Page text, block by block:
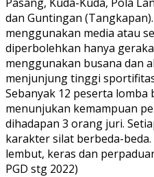
dan Guntingan
menggunakan media atau
diperbolehkan hanya
menggunakan busana dan
menjunjung tinggi
Sebanyak 12 peserta
menunjukan kemampuan
dihadapan 3 orang juri.
karakter silat berbeda-
lembut, keras dan
PGD stg 2022)